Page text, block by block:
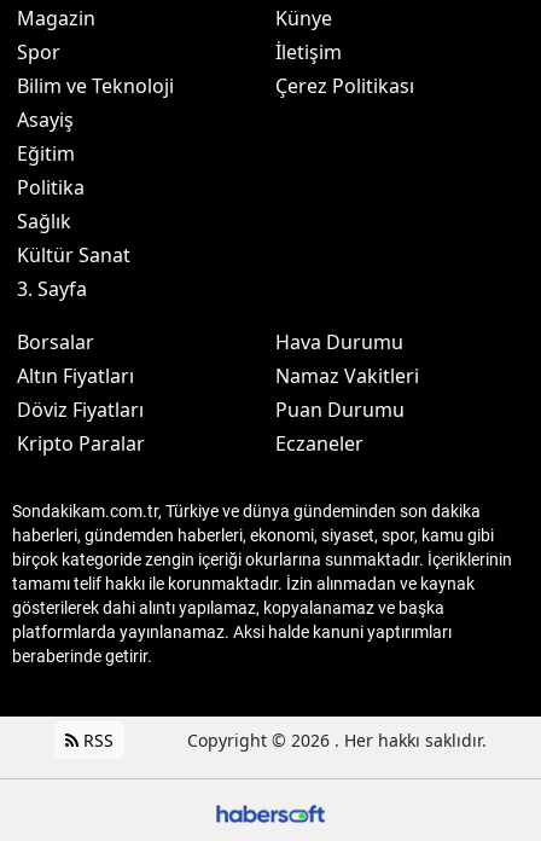
Magazin
Spor
Bilim ve Teknoloji
Asayiş
Eğitim
Politika
Sağlık
Kültür Sanat
3. Sayfa
Künye
İletişim
Çerez Politikası
Borsalar
Altın Fiyatları
Döviz Fiyatları
Kripto Paralar
Hava Durumu
Namaz Vakitleri
Puan Durumu
Eczaneler
Sondakikam.com.tr, Türkiye ve dünya gündeminden son dakika
haberleri, gündemden haberleri, ekonomi, siyaset, spor, kamu gibi
birçok kategoride zengin içeriği okurlarına sunmaktadır. İçeriklerinin
tamamı telif hakkı ile korunmaktadır. İzin alınmadan ve kaynak
gösterilerek dahi alıntı yapılamaz, kopyalanamaz ve başka
platformlarda yayınlanamaz. Aksi halde kanuni yaptırımları
beraberinde getirir.
RSS Copyright © 2026 . Her hakkı saklıdır.